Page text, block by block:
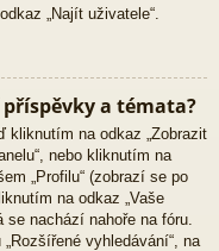
„Najít uživatele“.
a témata?
kliknutím na odkaz „Zobrazit
nebo kliknutím na
„Profilu“ (zobrazí se po
na odkaz „Vaše
se nachází nahoře na fóru.
vyhledávání“, na